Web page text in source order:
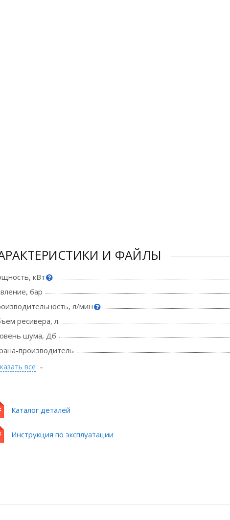
И ФАЙЛЫ
кВт
бар
л/мин
ресивера, л.
шума, Дб
производитель
все
Каталог деталей
Инструкция по эксплуатации